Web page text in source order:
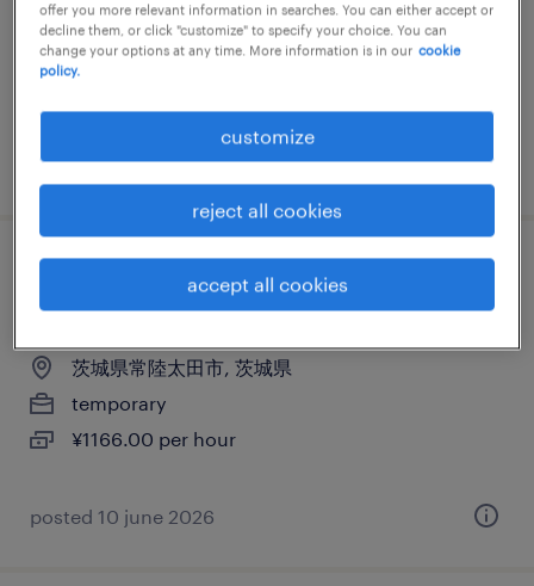
temporary
¥1300.00 per hour
posted 15 july 2026
物流・ロジスティクスのマシンオペレータ
ー、仕分け・ピッキング・梱包
茨城県常陸太田市, 茨城県
temporary
¥1166.00 per hour
posted 10 june 2026
offer you more relevant information in searches. You can either accept or
decline them, or click "customize" to specify your choice. You can
change your options at any time. More information is in our cookie
policy.
customize
reject all cookies
accept all cookies